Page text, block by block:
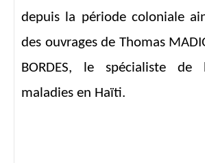
depuis la période coloniale
des ouvrages de Thomas
BORDES, le spécialiste de
maladies en Haïti.